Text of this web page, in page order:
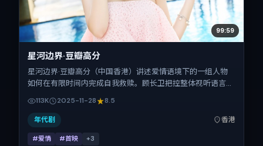
99:59
星河边界·豆瓣高分
星河边界·豆瓣高分（中国香港）讲述爱情语境下的一组人物
如何在有限时间内完成自我救赎。顾长卫把控整体视听语言，
2025-11-28 起陆续登陆院线与网络平台，贺岁档前后公映，
片长145分钟。
113K 2025-11-28 8.5
年代剧 香港
#爱情 #首映 +3